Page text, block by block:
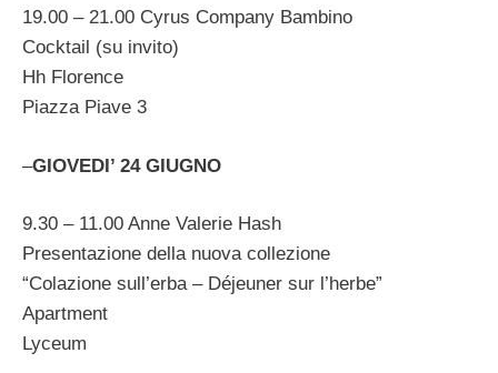
19.00 – 21.00 Cyrus Company Bambino
Cocktail (su invito)
Hh Florence
Piazza Piave 3
–GIOVEDI’ 24 GIUGNO
9.30 – 11.00 Anne Valerie Hash
Presentazione della nuova collezione
“Colazione sull’erba – Déjeuner sur l’herbe”
Apartment
Lyceum